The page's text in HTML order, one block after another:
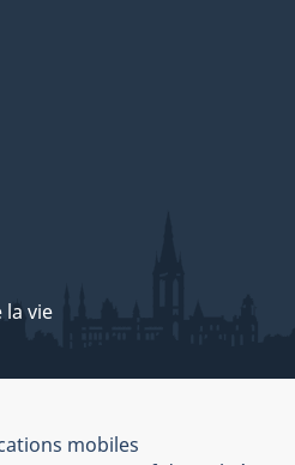
la vie
mobiles